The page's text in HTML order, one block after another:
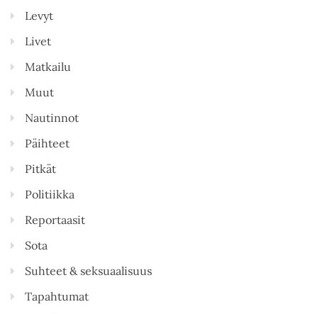
Levyt
Livet
Matkailu
Muut
Nautinnot
Päihteet
Pitkät
Politiikka
Reportaasit
Sota
Suhteet & seksuaalisuus
Tapahtumat